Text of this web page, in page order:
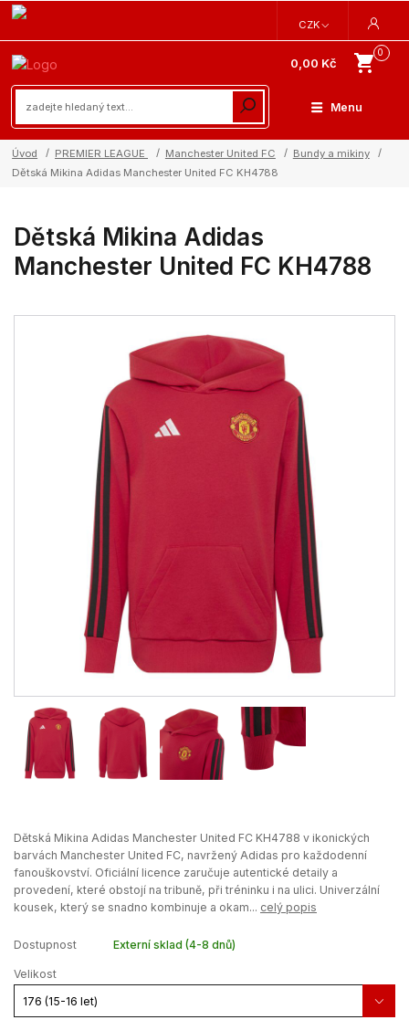
Menu
CZK
0
0,00 Kč
Úvod PREMIER LEAGUE Manchester United FC
Bundy a mikiny
Dětská Mikina Adidas Manchester United FC KH4788
Dětská Mikina Adidas
Manchester United FC KH4788
Dětská Mikina Adidas Manchester United FC KH4788 v ikonických
barvách Manchester United FC, navržený Adidas pro každodenní
fanouškovství. Oficiální licence zaručuje autentické detaily a
provedení, které obstojí na tribuně, při tréninku i na ulici. Univerzální
kousek, který se snadno kombinuje a okam... celý popis
Dostupnost Externí sklad (4-8 dnů)
Velikost